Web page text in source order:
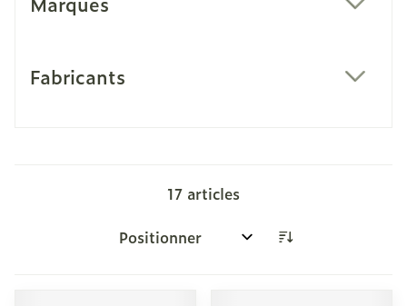
Fabricants
17 articles
Trier par: